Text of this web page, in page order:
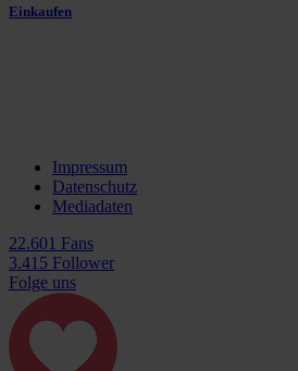
Einkaufen
Impressum
Datenschutz
Mediadaten
22.601 Fans
3.415 Follower
Folge uns